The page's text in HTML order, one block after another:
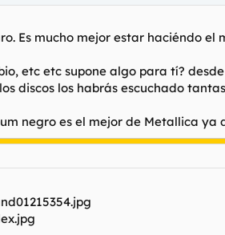
Es mucho mejor estar haciéndo el
etc etc supone algo para tí?
discos los habrás escuchado
negro es el mejor de Metallica ya